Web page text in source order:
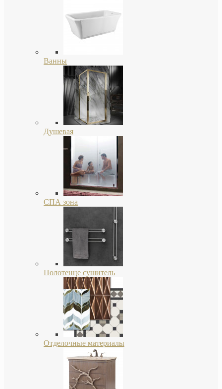
Ванны
Душевая
СПА зона
Полотенце сушитель
Отделочные материалы